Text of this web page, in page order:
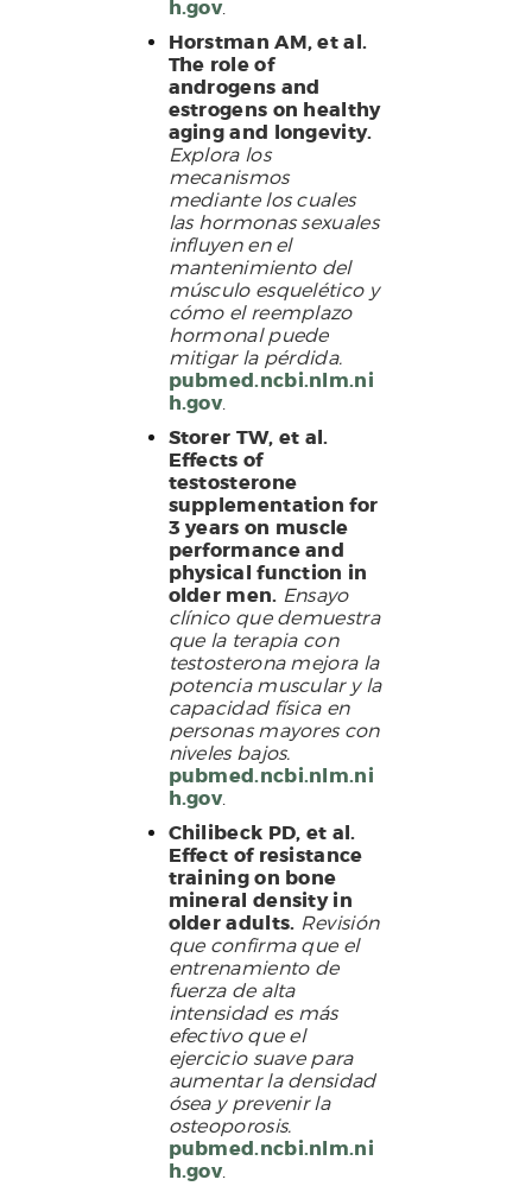
h.gov.
Horstman AM, et al.
The role of
androgens and
estrogens on healthy
aging and longevity.
Explora los
mecanismos
mediante los cuales
las hormonas sexuales
influyen en el
mantenimiento del
músculo esquelético y
cómo el reemplazo
hormonal puede
mitigar la pérdida.
pubmed.ncbi.nlm.ni
h.gov.
Storer TW, et al.
Effects of
testosterone
supplementation for
3 years on muscle
performance and
physical function in
older men. Ensayo
clínico que demuestra
que la terapia con
testosterona mejora la
potencia muscular y la
capacidad física en
personas mayores con
niveles bajos.
pubmed.ncbi.nlm.ni
h.gov.
Chilibeck PD, et al.
Effect of resistance
training on bone
mineral density in
older adults. Revisión
que confirma que el
entrenamiento de
fuerza de alta
intensidad es más
efectivo que el
ejercicio suave para
aumentar la densidad
ósea y prevenir la
osteoporosis.
pubmed.ncbi.nlm.ni
h.gov.